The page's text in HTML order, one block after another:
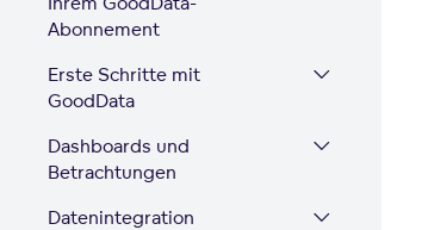
Abonnement
Erste Schritte mit
GoodData
Dashboards und
Betrachtungen
Datenintegration